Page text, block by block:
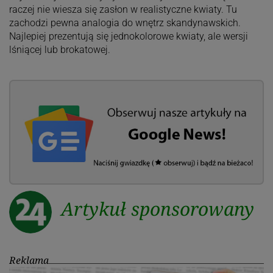
raczej nie wiesza się zasłon w realistyczne kwiaty. Tu
zachodzi pewna analogia do wnętrz skandynawskich.
Najlepiej prezentują się jednokolorowe kwiaty, ale wersji
lśniącej lub brokatowej.
Artykuł sponsorowany
Reklama